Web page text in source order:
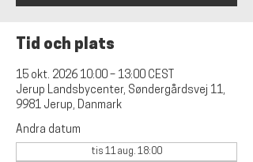
Tid och plats
15 okt. 2026 10:00 – 13:00 CEST
Jerup Landsbycenter, Søndergårdsvej 11,
9981 Jerup, Danmark
Andra datum
tis 11 aug. 18:00